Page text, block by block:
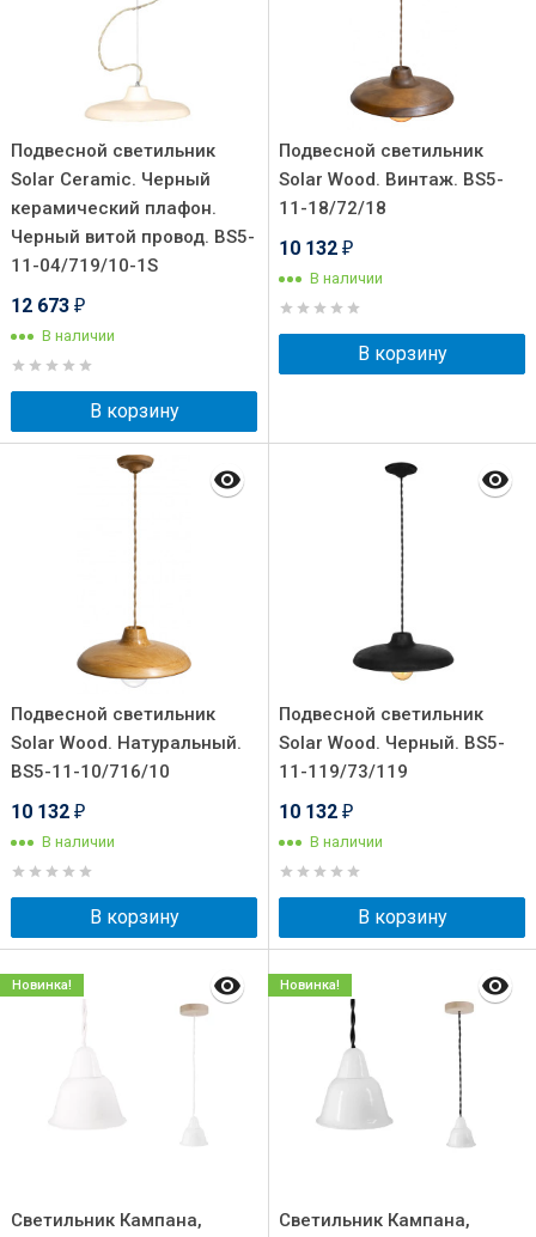
Подвесной светильник
Solar Ceramic. Черный
керамический плафон.
Черный витой провод. BS5-
11-04/719/10-1S
12 673 ₽
В наличии
В корзину
Подвесной светильник
Solar Wood. Винтаж. BS5-
11-18/72/18
10 132 ₽
В наличии
В корзину
Подвесной светильник
Solar Wood. Натуральный.
BS5-11-10/716/10
10 132 ₽
В наличии
В корзину
Подвесной светильник
Solar Wood. Черный. BS5-
11-119/73/119
10 132 ₽
В наличии
В корзину
Светильник Кампана,
Новинка!
Светильник Кампана,
Новинка!